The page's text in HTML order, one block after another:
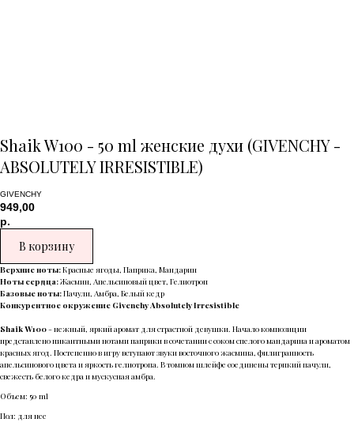
Shaik W100 - 50 ml женские духи (GIVENCHY -
ABSOLUTELY IRRESISTIBLE)
GIVENCHY
949,00
р.
В корзину
Верхние ноты:Красные ягоды, Паприка, Мандарин
Ноты сердца:Жасмин, Апельсиновый цвет, Гелиотроп
Базовые ноты:Пачули, Амбра, Белый кедр
Конкурентное окружение Givenchy Absolutely Irresistible
Shaik W100- нежный, яркий аромат для страстной девушки. Начало композиции
представлено пикантными нотами паприки в сочетании с соком спелого мандарина и ароматом
красных ягод. Постепенно в игру вступают звуки восточного жасмина, филигранность
апельсинового цвета и яркость гелиотропа. В томном шлейфе соединены терпкий пачули,
свежесть белого кедра и мускусная амбра.
Объем: 50 ml
Пол: для нее